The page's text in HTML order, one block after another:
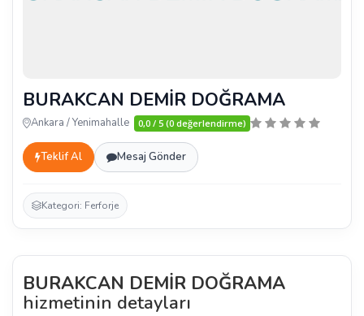
BURAKCAN DEMİR DOĞRAMA
Ankara / Yenimahalle 0,0 / 5 (0 değerlendirme)
Teklif Al Mesaj Gönder
Kategori: Ferforje
BURAKCAN DEMİR DOĞRAMA
hizmetinin detayları